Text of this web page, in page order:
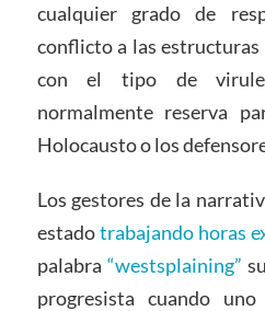
cualquier grado de
conflicto a las
con el tipo de
normalmente reserva
Holocausto o los
Los gestores de la
estadotrabajando horas
palabra “westsplaining”
progresista cuando